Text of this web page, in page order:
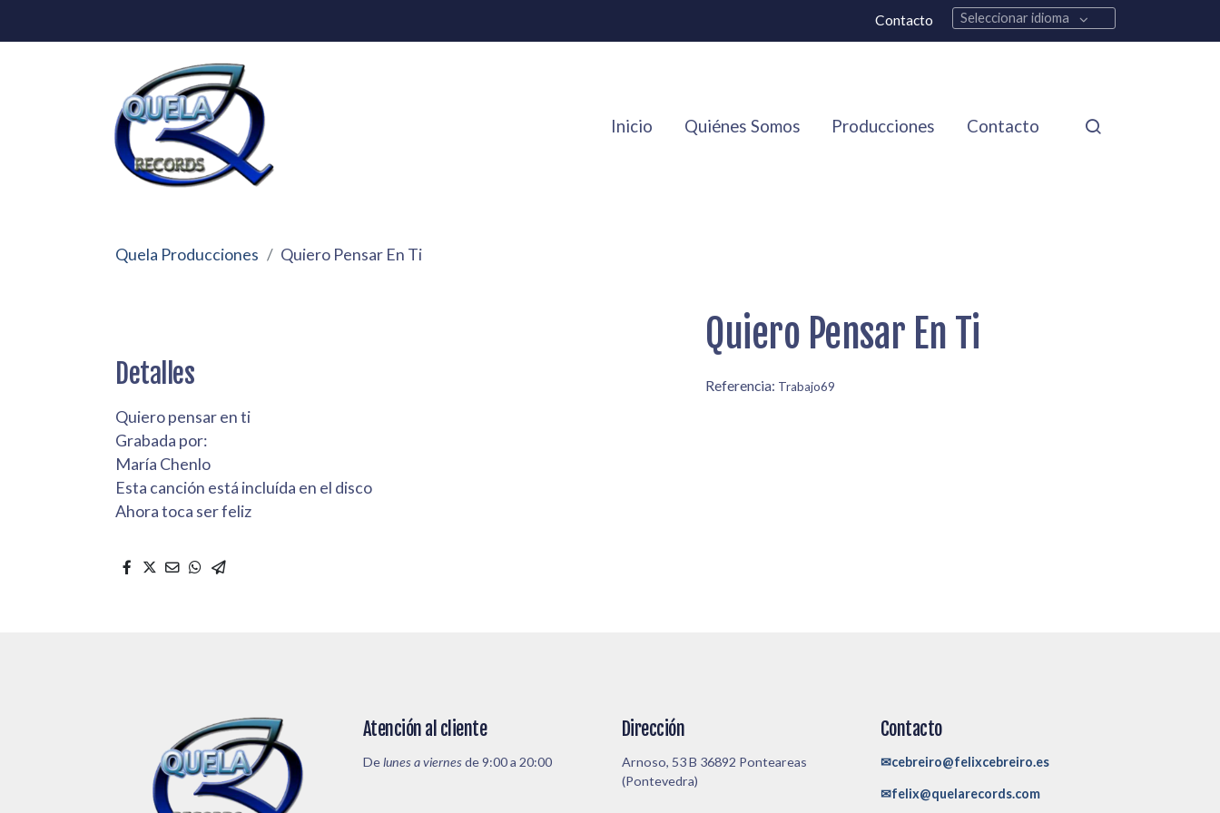
Contacto Seleccionar idioma
Inicio Quiénes Somos Producciones Contacto
Quela Producciones Quiero Pensar En Ti
Detalles
Quiero pensar en ti
Grabada por:
María Chenlo
Esta canción está incluída en el disco
Ahora toca ser feliz
Quiero Pensar En Ti
Referencia: Trabajo69
Atención al cliente
Delunes a viernesde 9:00 a 20:00
Dirección
Arnoso, 53 B 36892 Ponteareas
(Pontevedra)
Contacto
✉cebreiro@felixcebreiro.es
✉felix@quelarecords.com